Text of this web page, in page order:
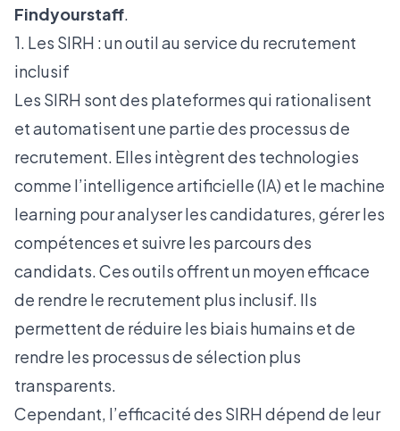
Findyourstaff.
1. Les SIRH : un outil au service du recrutement
inclusif
Les SIRH sont des plateformes qui rationalisent
et automatisent une partie des processus de
recrutement. Elles intègrent des technologies
comme l’intelligence artificielle (IA) et le machine
learning pour analyser les candidatures, gérer les
compétences et suivre les parcours des
candidats. Ces outils offrent un moyen efficace
de rendre le recrutement plus inclusif. Ils
permettent de réduire les biais humains et de
rendre les processus de sélection plus
transparents.
Cependant, l’efficacité des SIRH dépend de leur